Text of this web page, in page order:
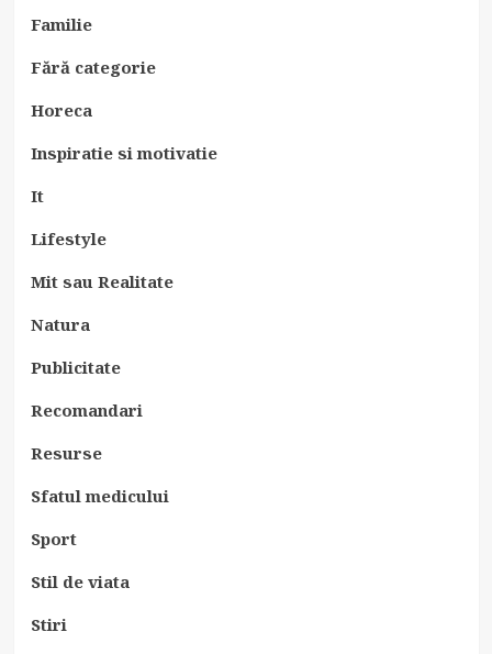
Familie
Fără categorie
Horeca
Inspiratie si motivatie
It
Lifestyle
Mit sau Realitate
Natura
Publicitate
Recomandari
Resurse
Sfatul medicului
Sport
Stil de viata
Stiri